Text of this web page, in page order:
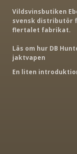
Vildsvinsbutiken
svensk distributör
flertalet fabrikat.
Läs om hur DB
jaktvapen
En liten